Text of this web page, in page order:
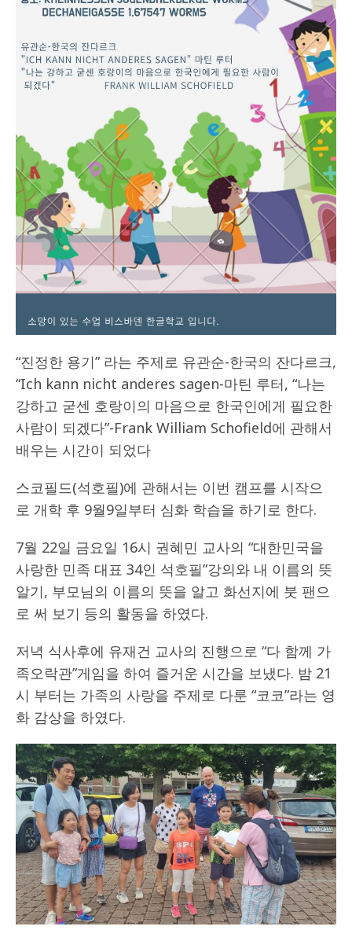
“진정한 용기” 라는 주제로 유관순-한국의 잔다르크,
“Ich kann nicht anderes sagen-마틴 루터, “나는
강하고 굳센 호랑이의 마음으로 한국인에게 필요한
사람이 되겠다”-Frank William Schofield에 관해서
배우는 시간이 되었다
스코필드(석호필)에 관해서는 이번 캠프를 시작으
로 개학 후 9월9일부터 심화 학습을 하기로 한다.
7월 22일 금요일 16시 권혜민 교사의 “대한민국을
사랑한 민족 대표 34인 석호필”강의와 내 이름의 뜻
알기, 부모님의 이름의 뜻을 알고 화선지에 붓 팬으
로 써 보기 등의 활동을 하였다.
저녁 식사후에 유재건 교사의 진행으로 “다 함께 가
족오락관”게임을 하여 즐거운 시간을 보냈다. 밤 21
시 부터는 가족의 사랑을 주제로 다룬 “코코”라는 영
화 감상을 하였다.